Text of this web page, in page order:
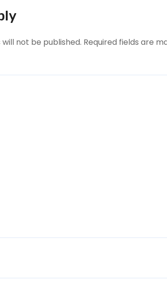
not be published. Required fields are